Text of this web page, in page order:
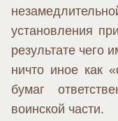
установления
результате чего
ничто иное как
бумаг
воинской части.